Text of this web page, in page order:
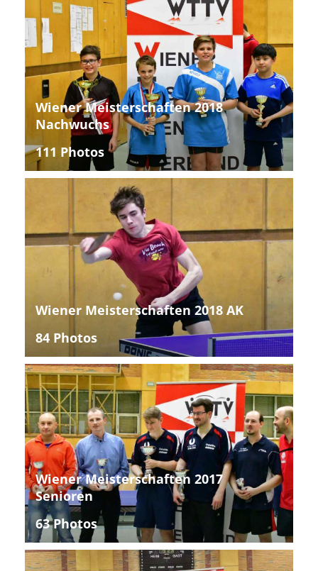
Wiener Meisterschaften 2018
Nachwuchs
111 Photos
Wiener Meisterschaften 2018 AK
84 Photos
Wiener Meisterschaften 2017
Senioren
63 Photos